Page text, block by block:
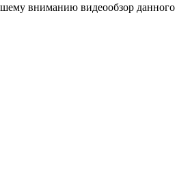
вниманию видеообзор данного